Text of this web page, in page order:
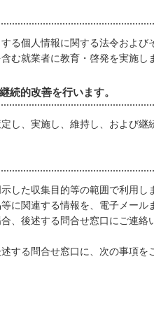
る個人情報に関する法令および
む就業者に教育・啓発を実施し
続的改善を行います。
し、実施し、維持し、および継
した収集目的等の範囲で利用し
に関連する情報を、電子メール
、後述する問合せ窓口にご連絡
する問合せ窓口に、次の事項を